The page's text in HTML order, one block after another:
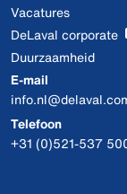
Vacatures
DeLaval corporate
Duurzaamheid
E-mail
Telefoon
+31 (0)521-537